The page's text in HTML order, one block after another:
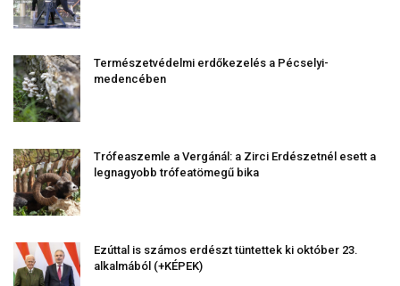
Természetvédelmi erdőkezelés a Pécselyi-
medencében
Trófeaszemle a Vergánál: a Zirci Erdészetnél esett a
legnagyobb trófeatömegű bika
Ezúttal is számos erdészt tüntettek ki október 23.
alkalmából (+KÉPEK)